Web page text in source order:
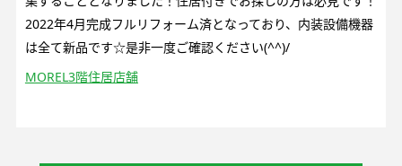
2022年4月完成フルリフォーム済となっており、内装設備機器
は全て新品です☆是非一度ご確認ください(^^)/
MOREL3階住居店舗